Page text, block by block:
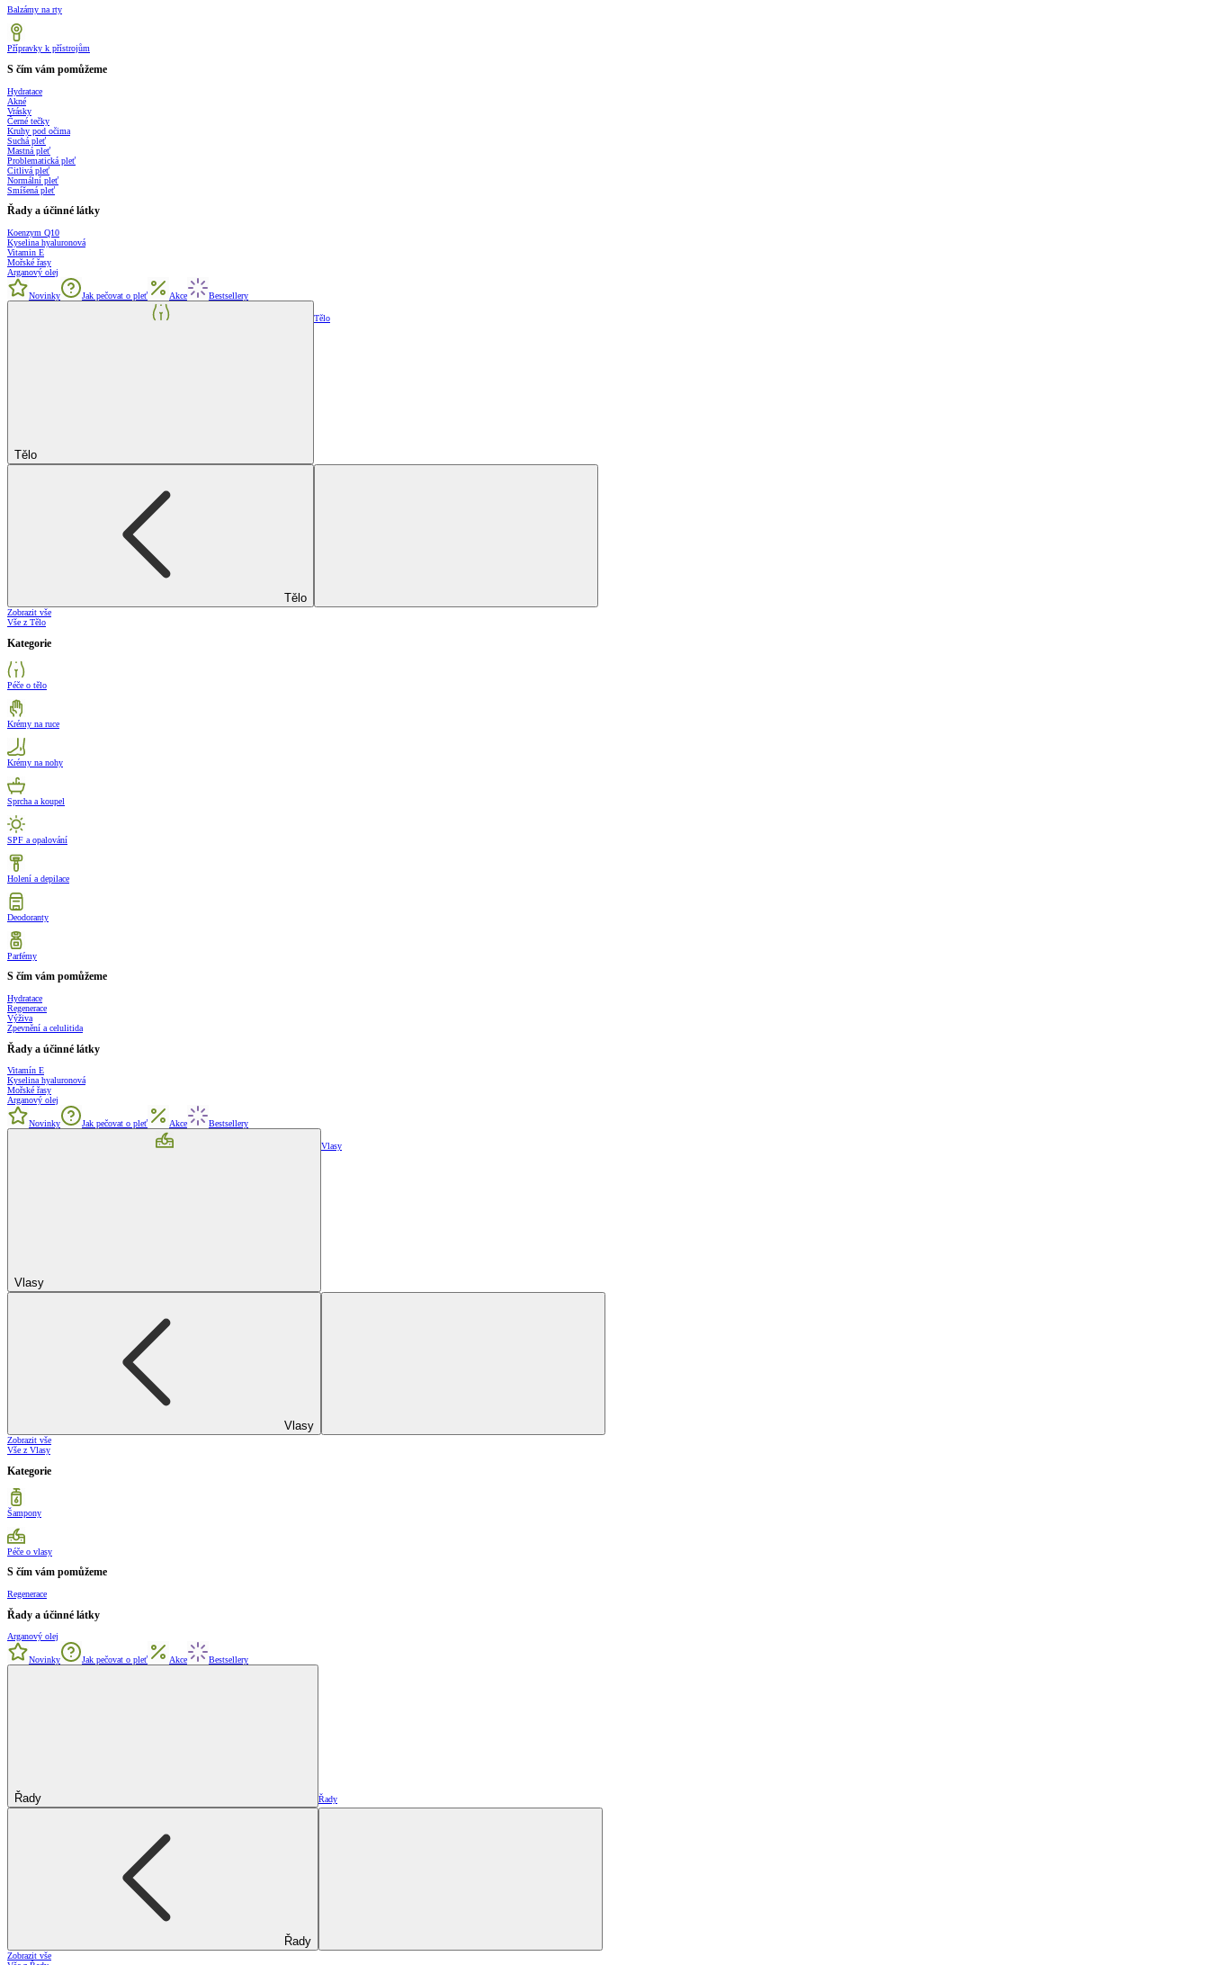
Balzámy na rty
Přípravky k přístrojům
S čím vám pomůžeme
Hydratace
Akné
Vrásky
Černé tečky
Kruhy pod očima
Suchá pleť
Mastná pleť
Problematická pleť
Citlivá pleť
Normální pleť
Smíšená pleť
Řady a účinné látky
Koenzym Q10
Kyselina hyaluronová
Vitamin E
Mořské řasy
Arganový olej
Novinky Jak pečovat o pleť Akce Bestsellery
Tělo
Tělo
Tělo
Zobrazit vše
Vše z Tělo
Kategorie
Péče o tělo
Krémy na ruce
Krémy na nohy
Sprcha a koupel
SPF a opalování
Holení a depilace
Deodoranty
Parfémy
S čím vám pomůžeme
Hydratace
Regenerace
Výživa
Zpevnění a celulitida
Řady a účinné látky
Vitamín E
Kyselina hyaluronová
Mořské řasy
Arganový olej
Novinky Jak pečovat o pleť Akce Bestsellery
Vlasy
Vlasy
Vlasy
Zobrazit vše
Vše z Vlasy
Kategorie
Šampony
Péče o vlasy
S čím vám pomůžeme
Regenerace
Řady a účinné látky
Arganový olej
Novinky Jak pečovat o pleť Akce Bestsellery
Řady Řady
Řady
Zobrazit vše